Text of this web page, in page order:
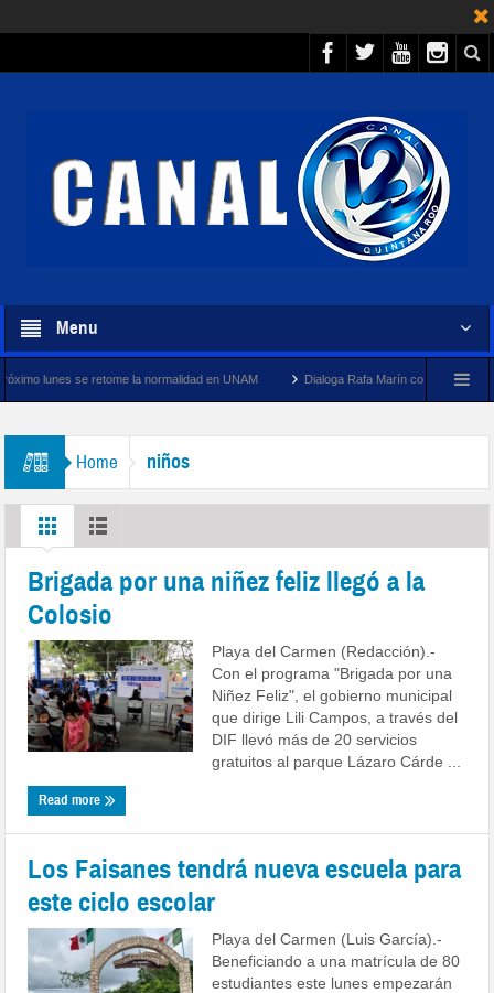
Menu
retome la normalidad en UNAM Dialoga Rafa Marín con pescadores y
Home niños
Brigada por una niñez feliz llegó a la
Colosio
Playa del Carmen (Redacción).-
Con el programa "Brigada por una
Niñez Feliz", el gobierno municipal
que dirige Lili Campos, a través del
DIF llevó más de 20 servicios
gratuitos al parque Lázaro Cárde ...
Read more
Los Faisanes tendrá nueva escuela para
este ciclo escolar
Playa del Carmen (Luis García).-
Beneficiando a una matrícula de 80
estudiantes este lunes empezarán